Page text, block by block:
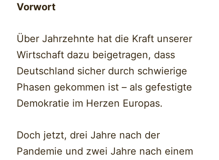
Vorwort
Über Jahrzehnte hat die Kraft unserer
Wirtschaft dazu beigetragen, dass
Deutschland sicher durch schwierige
Phasen gekommen ist – als gefestigte
Demokratie im Herzen Europas.
Doch jetzt, drei Jahre nach der
Pandemie und zwei Jahre nach einem